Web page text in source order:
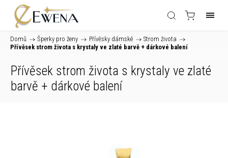
Domů / Šperky pro ženy / Přívěsky dámské / Strom života /
Přívěsek strom života s krystaly ve zlaté barvě + dárkové balení
Přívěsek strom života s krystaly ve zlaté
barvě + dárkové balení